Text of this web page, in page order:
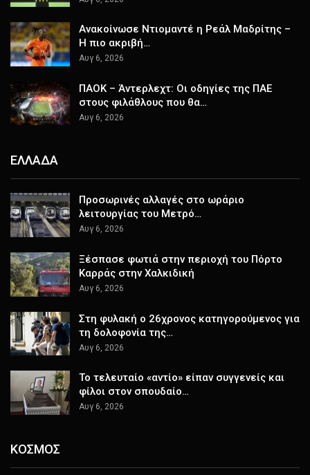
Ανακοίνωσε Ντιομαντέ η Ρεάλ Μαδρίτης –
Η πιο ακριβή…
Αυγ 6, 2026
ΠΑΟΚ – Άντερλεχτ: Οι οδηγίες της ΠΑΕ
στους φιλάθλους που θα…
Αυγ 6, 2026
ΕΛΛΑΔΑ
Προσωρινές αλλαγές στο ωράριο
λειτουργίας του Μετρό…
Αυγ 6, 2026
Ξέσπασε φωτιά στην περιοχή του Πόρτο
Καρράς στην Χαλκιδική
Αυγ 6, 2026
Στη φυλακή ο 26χρονος κατηγορούμενος για
τη δολοφονία της…
Αυγ 6, 2026
Το τελευταίο «αντίο» είπαν συγγενείς και
φίλοι στον σπουδαίο…
Αυγ 6, 2026
ΚΟΣΜΟΣ